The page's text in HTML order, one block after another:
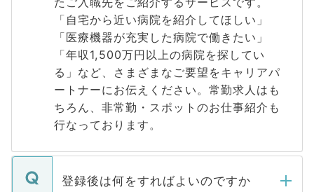
「自宅から近い病院を紹介してほしい」
「医療機器が充実した病院で働きたい」
「年収1,500万円以上の病院を探してい
る」など、さまざまなご要望をキャリアパ
ートナーにお伝えください。常勤求人はも
ちろん、非常勤・スポットのお仕事紹介も
行なっております。
登録後は何をすればよいのですか